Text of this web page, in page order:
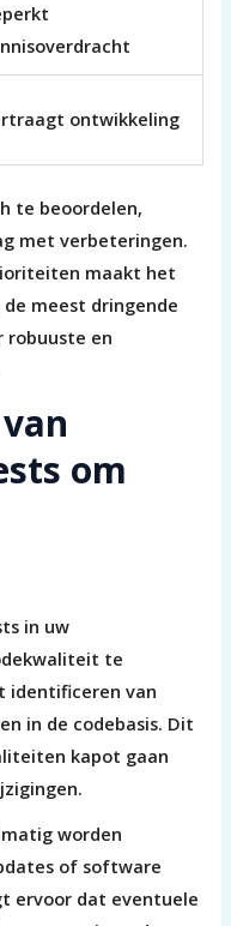
ontwikkeling
te beoordelen,
met verbeteringen.
maakt het
meest dringende
en
om
in uw
te
identificeren van
in de codebasis. Dit
kapot gaan
worden
of software
ervoor dat eventuele